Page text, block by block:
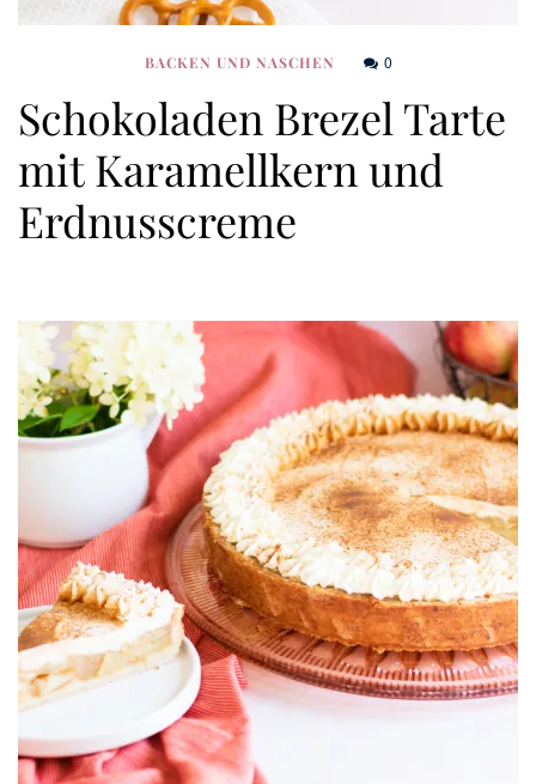
BACKEN UND NASCHEN 0
Schokoladen Brezel Tarte
mit Karamellkern und
Erdnusscreme